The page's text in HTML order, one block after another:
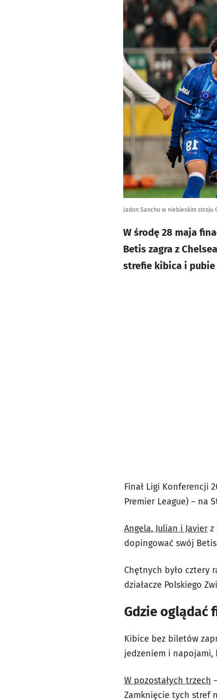
Jadon Sancho w niebieskim
W środę 28 maja
Betis zagra z
strefie kibica i pubie
Finał Ligi Konferencji
Premier League) – na
Angela, Julian i Javier z
dopingować swój
Chętnych było cztery
działacze Polskiego
Gdzie oglądać
Kibice bez biletów
jedzeniem i napojami,
W pozostałych trzech
Zamknięcie tych stref